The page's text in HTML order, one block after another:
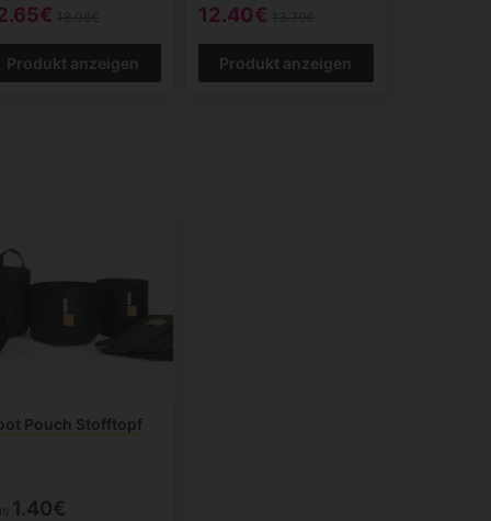
Produkt anzeigen
12.40€
Produkt anzeigen
Pouch Stofftopf
1.40€